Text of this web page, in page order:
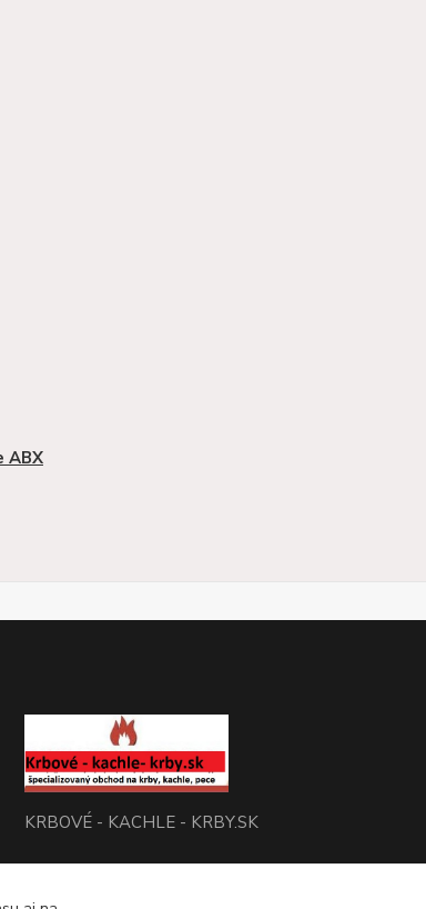
ABX
KRBOVÉ - KACHLE - KRBY.SK